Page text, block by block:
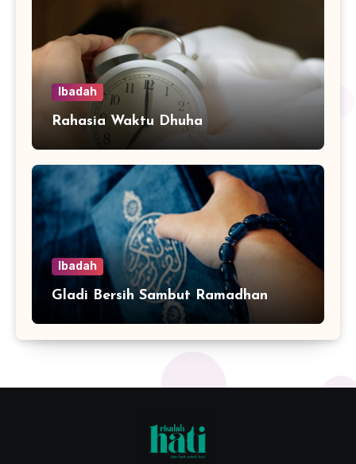
Ibadah
Rahasia Waktu Dhuha
Ibadah
Gladi Bersih Sambut Ramadhan